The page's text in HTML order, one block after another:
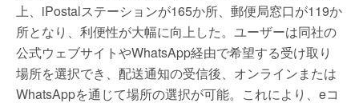
上、iPostalステーションが165か所、郵便局窓口が119か
所となり、利便性が大幅に向上した。ユーザーは同社の
公式ウェブサイトやWhatsApp経由で希望する受け取り
場所を選択でき、配送通知の受信後、オンラインまたは
WhatsAppを通じて場所の選択が可能。これにより、eコ